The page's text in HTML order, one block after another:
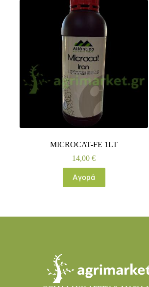
MICROCAT-FE 1LT
14,00€
Αγορά